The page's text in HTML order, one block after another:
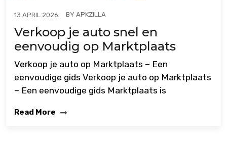
13 APRIL 2026 BY APKZILLA
Verkoop je auto snel en
eenvoudig op Marktplaats
Verkoop je auto op Marktplaats – Een
eenvoudige gids Verkoop je auto op Marktplaats
– Een eenvoudige gids Marktplaats is
Read More